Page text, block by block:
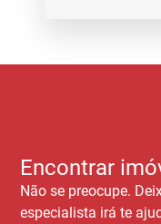
Encontrar
Não se preocupe.
especialista irá te